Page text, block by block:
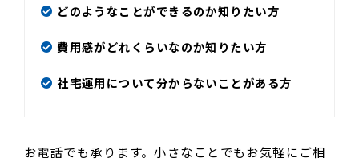
どのようなことができるのか知りたい方
費用感がどれくらいなのか知りたい方
社宅運用について分からないことがある方
お電話でも承ります。小さなことでもお気軽にご相